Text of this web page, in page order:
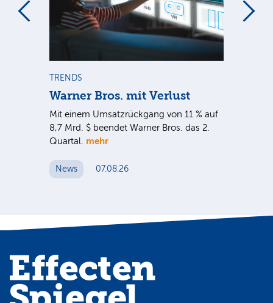
TRENDS
Warner Bros. mit Verlust
Mit einem Umsatzrückgang von 11 % auf
8,7 Mrd. $ beendet Warner Bros. das 2.
Quartal. mehr
News 07.08.26